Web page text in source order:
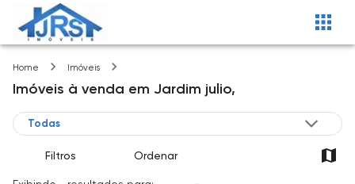
Home Imóveis
Imóveis à venda em Jardim julio,
Filtros Ordenar